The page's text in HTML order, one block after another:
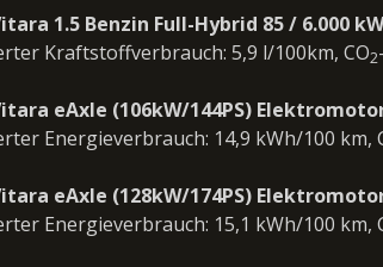
1.5 Benzin Full-Hybrid 85 / 6.000
Kraftstoffverbrauch: 5,9 l/100km, CO2
eAxle (106kW/144PS)
Energieverbrauch: 14,9 kWh/100 km,
eAxle (128kW/174PS)
Energieverbrauch: 15,1 kWh/100 km,